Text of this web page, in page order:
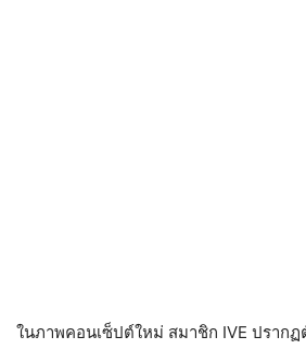
ในภาพคอนเซ็ปต์ใหม่ สมาชิก IVE ปราก